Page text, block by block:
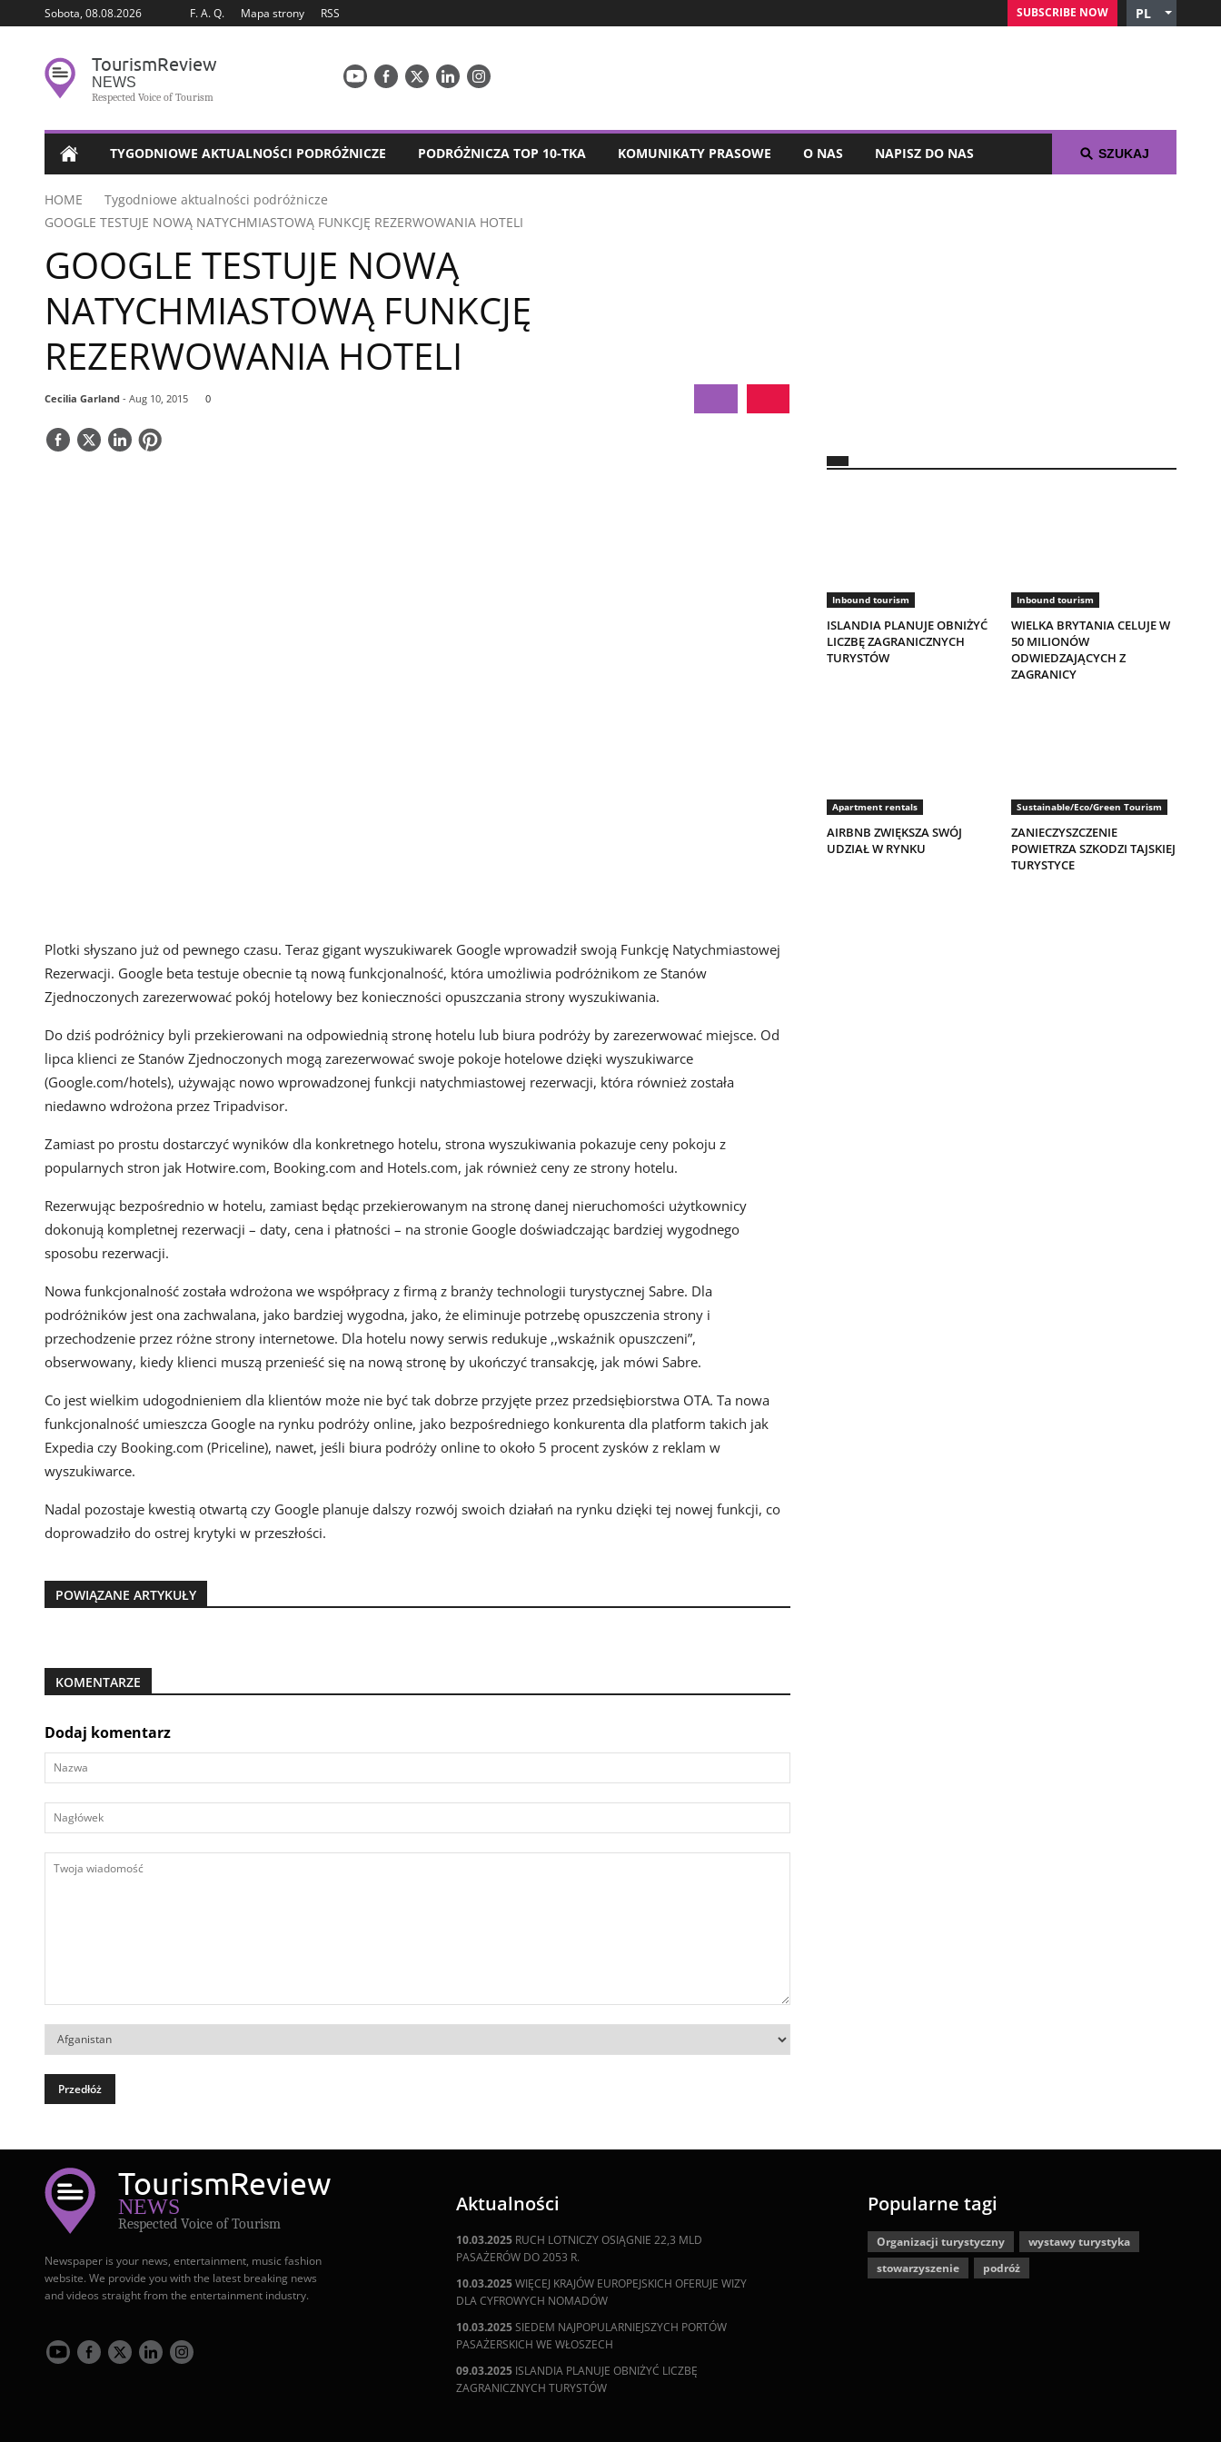
Sobota, 08.08.2026 F. A. Q. Mapa strony RSS PL
SUBSCRIBE NOW
TourismReview
NEWS
Respected Voice of Tourism
TYGODNIOWE AKTUALNOŚCI PODRÓŻNICZE PODRÓŻNICZA TOP 10-TKA KOMUNIKATY PRASOWE O NAS NAPISZ DO NAS SZUKAJ
HOME
Tygodniowe aktualności podróżnicze
GOOGLE TESTUJE NOWĄ NATYCHMIASTOWĄ FUNKCJĘ REZERWOWANIA HOTELI
GOOGLE TESTUJE NOWĄ
NATYCHMIASTOWĄ FUNKCJĘ
REZERWOWANIA HOTELI
Cecilia Garland - Aug 10, 2015 0
Plotki słyszano już od pewnego czasu. Teraz gigant wyszukiwarek Google wprowadził swoją Funkcję Natychmiastowej
Rezerwacji. Google beta testuje obecnie tą nową funkcjonalność, która umożliwia podróżnikom ze Stanów
Zjednoczonych zarezerwować pokój hotelowy bez konieczności opuszczania strony wyszukiwania.
Do dziś podróżnicy byli przekierowani na odpowiednią stronę hotelu lub biura podróży by zarezerwować miejsce. Od
lipca klienci ze Stanów Zjednoczonych mogą zarezerwować swoje pokoje hotelowe dzięki wyszukiwarce
(Google.com/hotels), używając nowo wprowadzonej funkcji natychmiastowej rezerwacji, która również została
niedawno wdrożona przez Tripadvisor.
Zamiast po prostu dostarczyć wyników dla konkretnego hotelu, strona wyszukiwania pokazuje ceny pokoju z
popularnych stron jak Hotwire.com, Booking.com and Hotels.com, jak również ceny ze strony hotelu.
Rezerwując bezpośrednio w hotelu, zamiast będąc przekierowanym na stronę danej nieruchomości użytkownicy
dokonują kompletnej rezerwacji – daty, cena i płatności – na stronie Google doświadczając bardziej wygodnego
sposobu rezerwacji.
Nowa funkcjonalność została wdrożona we współpracy z firmą z branży technologii turystycznej Sabre. Dla
podróżników jest ona zachwalana, jako bardziej wygodna, jako, że eliminuje potrzebę opuszczenia strony i
przechodzenie przez różne strony internetowe. Dla hotelu nowy serwis redukuje ,,wskaźnik opuszczeni”,
obserwowany, kiedy klienci muszą przenieść się na nową stronę by ukończyć transakcję, jak mówi Sabre.
Co jest wielkim udogodnieniem dla klientów może nie być tak dobrze przyjęte przez przedsiębiorstwa OTA. Ta nowa
funkcjonalność umieszcza Google na rynku podróży online, jako bezpośredniego konkurenta dla platform takich jak
Expedia czy Booking.com (Priceline), nawet, jeśli biura podróży online to około 5 procent zysków z reklam w
wyszukiwarce.
Nadal pozostaje kwestią otwartą czy Google planuje dalszy rozwój swoich działań na rynku dzięki tej nowej funkcji, co
doprowadziło do ostrej krytyki w przeszłości.
POWIĄZANE ARTYKUŁY
KOMENTARZE
Dodaj komentarz
Nazwa
Nagłówek
wiadomość
Kraj
Inbound tourism
ISLANDIA PLANUJE OBNIŻYĆ
LICZBĘ ZAGRANICZNYCH
TURYSTÓW
Inbound tourism
WIELKA BRYTANIA CELUJE W
50 MILIONÓW
ODWIEDZAJĄCYCH Z
ZAGRANICY
Apartment rentals
AIRBNB ZWIĘKSZA SWÓJ
UDZIAŁ W RYNKU
Sustainable/Eco/Green Tourism
ZANIECZYSZCZENIE
POWIETRZA SZKODZI TAJSKIEJ
TURYSTYCE
TourismReview
NEWS
Respected Voice of Tourism
Newspaper is your news, entertainment, music fashion
website. We provide you with the latest breaking news
and videos straight from the entertainment industry.
Aktualności
10.03.2025RUCH LOTNICZY OSIĄGNIE 22,3 MLD
PASAŻERÓW DO 2053 R.
10.03.2025WIĘCEJ KRAJÓW EUROPEJSKICH OFERUJE WIZY
DLA CYFROWYCH NOMADÓW
10.03.2025SIEDEM NAJPOPULARNIEJSZYCH PORTÓW
PASAŻERSKICH WE WŁOSZECH
09.03.2025ISLANDIA PLANUJE OBNIŻYĆ LICZBĘ
ZAGRANICZNYCH TURYSTÓW
Popularne tagi
Organizacji turystyczny
wystawy turystyka
stowarzyszenie
podróż